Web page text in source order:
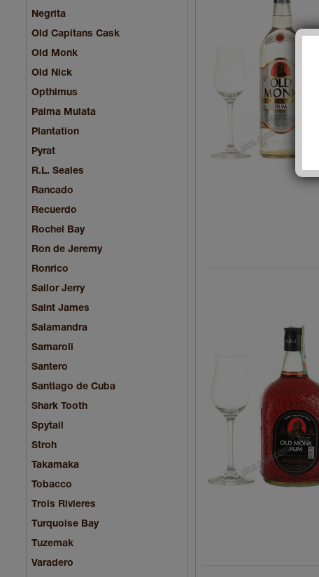
Negrita
Old Capitans Cask
Old Monk
Old Nick
Opthimus
Palma Mulata
Plantation
Pyrat
R.L. Seales
Rancado
Recuerdo
Rochel Bay
Ron de Jeremy
Ronrico
Sailor Jerry
Saint James
Salamandra
Samaroli
Santero
Santiago de Cuba
Shark Tooth
Spytail
Stroh
Takamaka
Tobacco
Trois Rivieres
Turquoise Bay
Tuzemak
Varadero